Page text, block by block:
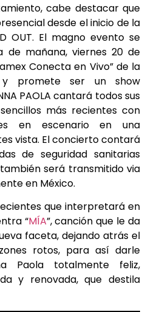
cabe destacar que
desde el inicio de la
OUT. El magno evento se
mañana, viernes 20 de
Conecta en Vivo” de la
y promete ser un show
PAOLA cantará todos sus
más recientes con
en escenario en una
vista. El concierto contará
de seguridad sanitarias
será transmitido via
en México.
que interpretará en
“MÍA”, canción que le da
faceta, dejando atrás el
rotos, para así darle
Paola totalmente feliz,
y renovada, que destila